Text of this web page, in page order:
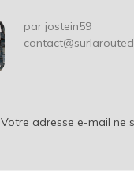
par jostein59
Votre adresse e-mail ne